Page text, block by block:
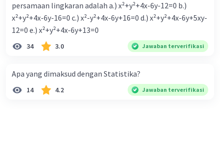
persamaan lingkaran adalah a.) x²+y²+4x-6y-12=0 b.)
x²+y²+4x-6y-16=0 c.) x²-y²+4x-6y+16=0 d.) x²+y²+4x-6y+5xy-
12=0 e.) x²+y²+4x-6y+13=0
34 3.0 Jawaban terverifikasi
Apa yang dimaksud dengan Statistika?
14 4.2 Jawaban terverifikasi